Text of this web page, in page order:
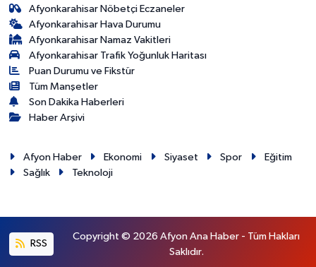
Afyonkarahisar Nöbetçi Eczaneler
Afyonkarahisar Hava Durumu
Afyonkarahisar Namaz Vakitleri
Afyonkarahisar Trafik Yoğunluk Haritası
Puan Durumu ve Fikstür
Tüm Manşetler
Son Dakika Haberleri
Haber Arşivi
Afyon Haber Ekonomi Siyaset Spor
Eğitim
Sağlık
Teknoloji
RSS
Copyright © 2026 Afyon Ana Haber - Tüm Hakları
Saklıdır.